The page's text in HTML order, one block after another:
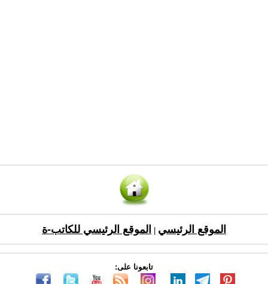
الموقع الرئيسي الموقع الرئيسي للكاتب-ة
تابعونا على: